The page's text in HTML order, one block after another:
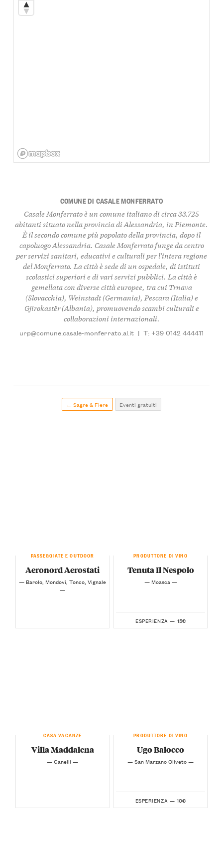
COMUNE DI CASALE MONFERRATO
Casale Monferrato è un comune italiano di circa 33.725
abitanti situato nella provincia di Alessandria, in Piemonte.
È il secondo comune più popolato della provincia, dopo il
capoluogo Alessandria. Casale Monferrato funge da centro
per servizi sanitari, educativi e culturali per l'intera regione
del Monferrato. La città è sede di un ospedale, di istituti
scolastici superiori e di vari servizi pubblici. La città è
gemellata con diverse città europee, tra cui Trnava
(Slovacchia), Weinstadt (Germania), Pescara (Italia) e
Gjirokastër (Albania), promuovendo scambi culturali e
collaborazioni internazionali.
urp@comune.casale-monferrato.al.it | T: +39 0142 444411
← Sagre & Fiere Eventi gratuiti
PASSEGGIATE E OUTDOOR
Aeronord Aerostati
— Barolo, Mondovì, Tonco, Vignale
—
PRODUTTORE DI VINO
Tenuta Il Nespolo
— Moasca —
ESPERIENZA — 15€
CASA VACANZE
Villa Maddalena
— Canelli —
PRODUTTORE DI VINO
Ugo Balocco
— San Marzano Oliveto —
ESPERIENZA — 10€